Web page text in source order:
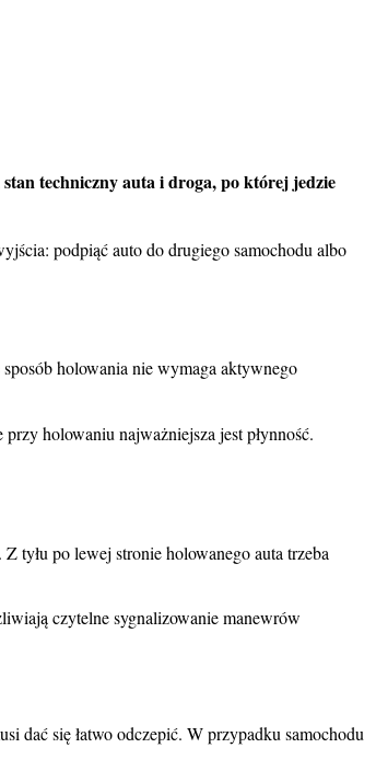
stan technicznyauta i droga, po której jedzie
podpiąć auto do drugiego samochodu albo
holowania nie wymaga aktywnego
holowaniu najważniejsza jest płynność.
tyłu po lewej stronie holowanego auta trzeba
czytelne sygnalizowanie manewrów
dać się łatwo odczepić. W przypadku samochodu